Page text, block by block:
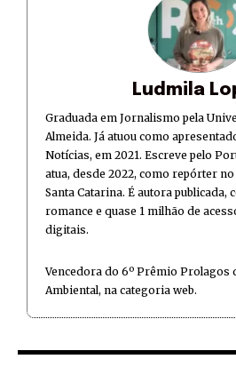
Ludmila
Graduada em Jornalismo pela
Almeida. Já atuou como
Notícias, em 2021. Escreve pelo
atua, desde 2022, como repórter no
Santa Catarina. É autora publicada,
romance e quase 1 milhão de
digitais.
Vencedora do 6º Prêmio Prolagos
Ambiental, na categoria web.